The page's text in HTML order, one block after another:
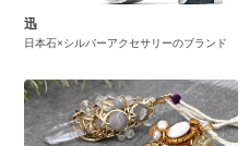
迅
日本石×シルバーアクセサリーのブランド